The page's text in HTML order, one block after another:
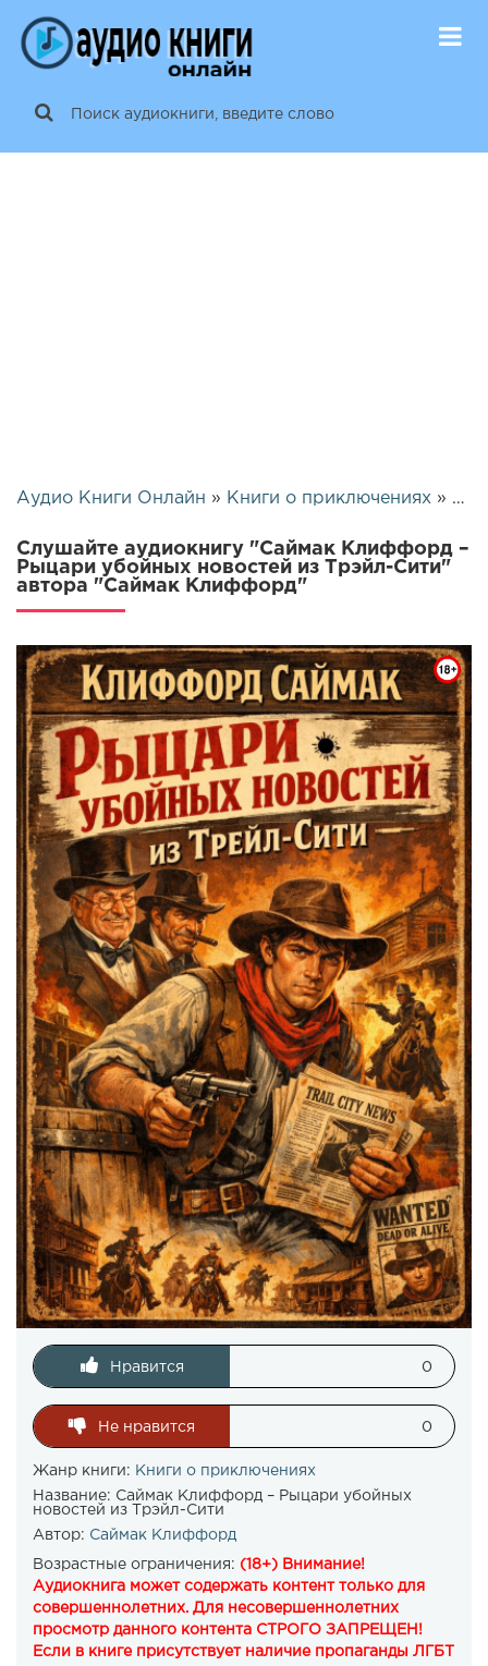
Аудио Книги Онлайн » Книги о приключениях » Саймак Клиффорд – Рыцари убойных новостей из Трэйл-Сити | 25942
Слушайте аудиокнигу "Саймак Клиффорд –
Рыцари убойных новостей из Трэйл-Сити"
автора "Саймак Клиффорд"
Нравится 0
Не нравится 0
Жанр книги: Книги о приключениях
Название: Саймак Клиффорд – Рыцари убойных
новостей из Трэйл-Сити
Автор: Саймак Клиффорд
Возрастные ограничения: (18+) Внимание!
Аудиокнига может содержать контент только для
совершеннолетних. Для несовершеннолетних
просмотр данного контента СТРОГО ЗАПРЕЩЕН!
Если в книге присутствует наличие пропаганды ЛГБТ